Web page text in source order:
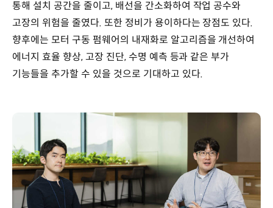
통해 설치 공간을 줄이고, 배선을 간소화하여 작업 공수와
고장의 위험을 줄였다. 또한 정비가 용이하다는 장점도 있다.
향후에는 모터 구동 펌웨어의 내재화로 알고리즘을 개선하여
에너지 효율 향상, 고장 진단, 수명 예측 등과 같은 부가
기능들을 추가할 수 있을 것으로 기대하고 있다.